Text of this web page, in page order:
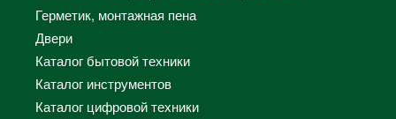
Герметик, монтажная пена
Двери
Каталог бытовой техники
Каталог инструментов
Каталог цифровой техники